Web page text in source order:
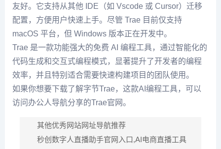
友好。它支持从其他 IDE（如 Vscode 或 Cursor）迁移
配置，方便用户快速上手。尽管 Trae 目前仅支持
macOS 平台，但 Windows 版本正在开发中。
Trae 是一款功能强大的免费 AI 编程工具，通过智能化的
代码生成和交互式编程模式，显著提升了开发者的编程
效率，并且特别适合需要快速构建项目的团队使用。
如果你想要下载了解字节Trae，这款AI编程工具，可以
访问办公人导航分享的Trae官网。
其他优秀网站网址导航推荐
秒创数字人直播助手官网入口,AI电商直播工具